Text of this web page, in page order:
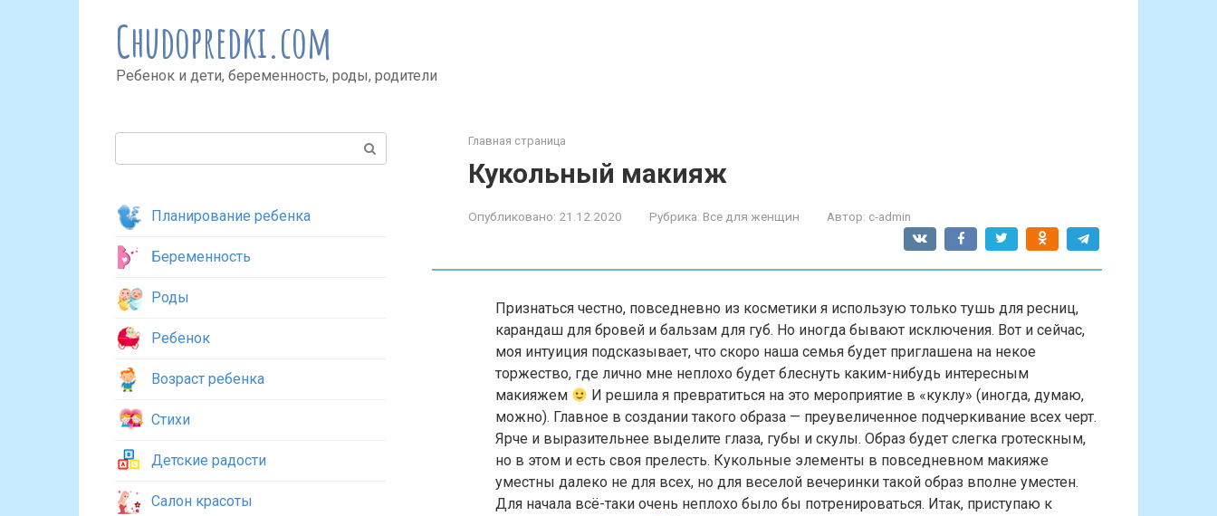
Chudopredki.com
Ребенок и дети, беременность, роды, родители
Главная страница
Кукольный макияж
Опубликовано: 21.12.2020 Рубрика: Все для женщин Автор: c-admin
Признаться честно, повседневно из косметики я использую только тушь для ресниц,
карандаш для бровей и бальзам для губ. Но иногда бывают исключения. Вот и сейчас,
моя интуиция подсказывает, что скоро наша семья будет приглашена на некое
торжество, где лично мне неплохо будет блеснуть каким-нибудь интересным
макияжем
И решила я превратиться на это мероприятие в «куклу» (иногда, думаю,
можно). Главное в создании такого образа — преувеличенное подчеркивание всех черт.
Ярче и выразительнее выделите глаза, губы и скулы. Образ будет слегка гротескным,
но в этом и есть своя прелесть. Кукольные элементы в повседневном макияже
уместны далеко не для всех, но для веселой вечеринки такой образ вполне уместен.
Для начала всё-таки очень неплохо было бы потренироваться. Итак, приступаю к
Планирование ребенка
Беременность
Роды
Ребенок
Возраст ребенка
Стихи
Детские радости
Салон красоты